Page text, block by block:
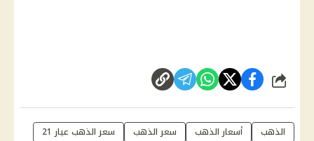
شارك
الذهب أسعار الذهب سعر الذهب
سعر الذهب عيار 21